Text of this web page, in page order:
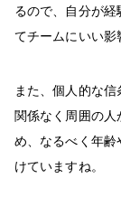
るので、自分が
てチームにいい影
また、個人的な
関係なく周囲の
め、なるべく年
けていますね。